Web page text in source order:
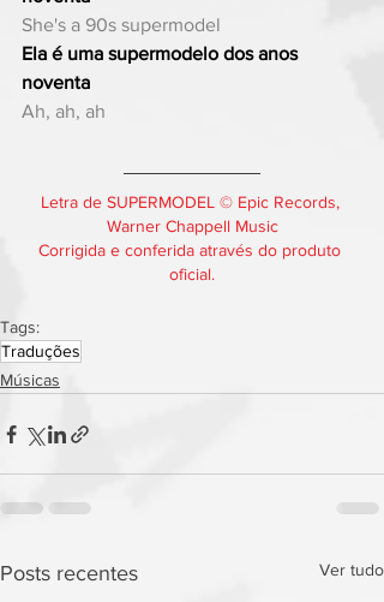
She's a 90s supermodel
Ela é uma supermodelo dos anos
noventa
Ah, ah, ah
Letra de SUPERMODEL © Epic Records,
Warner Chappell Music
Corrigida e conferida através do produto
oficial.
Tags:
Traduções
Músicas
Posts recentes Ver tudo